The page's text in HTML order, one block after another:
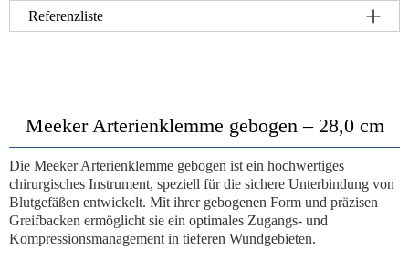
Referenzliste
Meeker Arterienklemme gebogen – 28,0 cm
Die Meeker Arterienklemme gebogen ist ein hochwertiges
chirurgisches Instrument, speziell für die sichere Unterbindung von
Blutgefäßen entwickelt. Mit ihrer gebogenen Form und präzisen
Greifbacken ermöglicht sie ein optimales Zugangs- und
Kompressionsmanagement in tieferen Wundgebieten.